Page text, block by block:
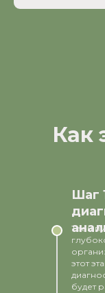
Твой
этот
будет
Шаг
Как